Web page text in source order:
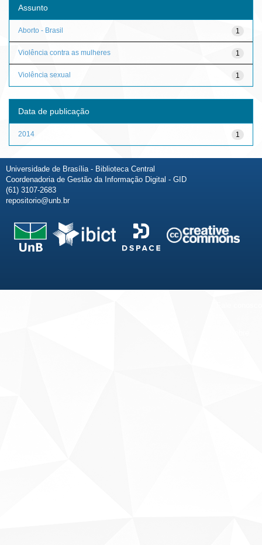
Assunto
1
Aborto - Brasil
1
Violência contra as mulheres
1
Violência sexual
Data de publicação
1
2014
Universidade de Brasília - Biblioteca Central
Coordenadoria de Gestão da Informação Digital - GID
(61) 3107-2683
repositorio@unb.br